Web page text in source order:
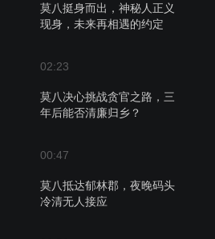
莫八挺身而出，神秘人正义
现身，未来再相遇的约定
02:23
莫八决心挑战贪官之路，三
年后能否清廉归乡？
00:47
莫八抵达郁林郡，夜晚码头
冷清无人接应